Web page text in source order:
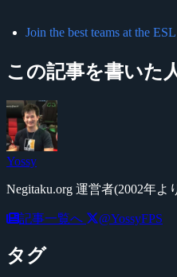
Join the best teams at the
この記事を書いた
Yossy
Negitaku.org 運営者(2002年
記事一覧へ @YossyFPS
タグ